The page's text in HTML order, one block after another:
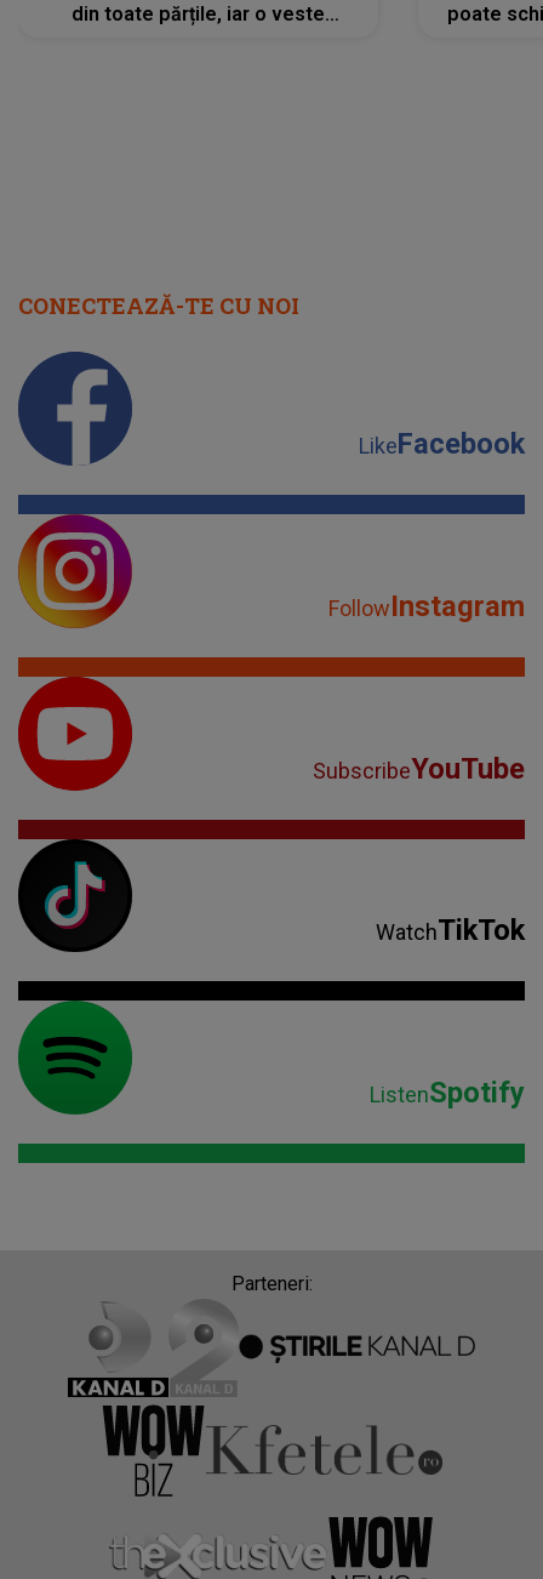
din toate părțile, iar o veste
poate
CONECTEAZĂ-TE CU NOI
LikeFacebook
FollowInstagram
SubscribeYouTube
WatchTikTok
ListenSpotify
Parteneri: